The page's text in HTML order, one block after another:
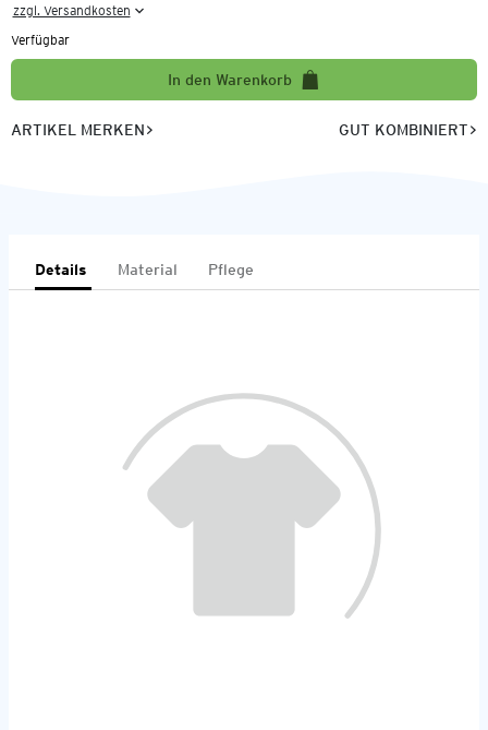
zzgl. Versandkosten
Verfügbar
In den Warenkorb
ARTIKEL MERKEN GUT KOMBINIERT
Details Material Pflege